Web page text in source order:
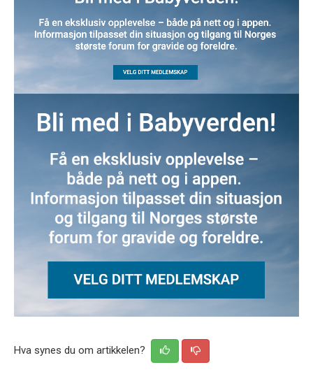
Hva synes du om artikkelen?